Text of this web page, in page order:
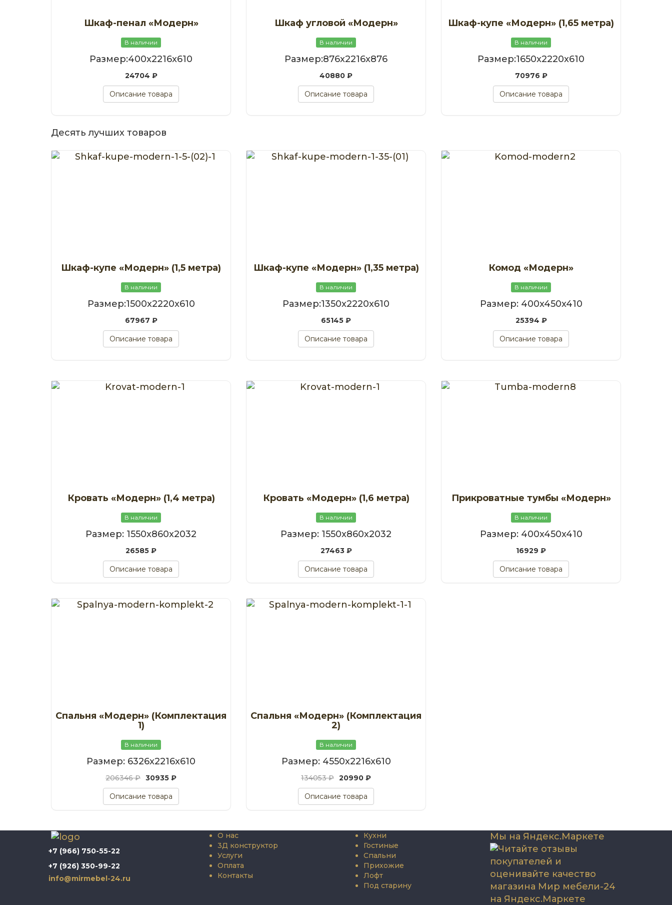
Шкаф-пенал «Модерн»
В наличии
Размер:400x2216x610
24704 ₽
Описание товара
Шкаф угловой «Модерн»
В наличии
Размер:876x2216x876
40880 ₽
Описание товара
Шкаф-купе «Модерн» (1,65 метра)
В наличии
Размер:1650x2220x610
70976 ₽
Описание товара
Десять лучших товаров
Шкаф-купе «Модерн» (1,5 метра)
В наличии
Размер:1500x2220x610
67967 ₽
Описание товара
Шкаф-купе «Модерн» (1,35 метра)
В наличии
Размер:1350x2220x610
65145 ₽
Описание товара
Комод «Модерн»
В наличии
Размер: 400x450x410
25394 ₽
Описание товара
Кровать «Модерн» (1,4 метра)
В наличии
Размер: 1550x860x2032
26585 ₽
Описание товара
Кровать «Модерн» (1,6 метра)
В наличии
Размер: 1550x860x2032
27463 ₽
Описание товара
Прикроватные тумбы «Модерн»
В наличии
Размер: 400x450x410
16929 ₽
Описание товара
Спальня «Модерн» (Комплектация
1)
В наличии
Размер: 6326x2216x610
206346 ₽ 30935 ₽
Описание товара
Спальня «Модерн» (Комплектация
2)
В наличии
Размер: 4550x2216x610
134053 ₽ 20990 ₽
Описание товара
+7 (966) 750-55-22
+7 (926) 350-99-22
info@mirmebel-24.ru
О нас
3Д конструктор
Услуги
Оплата
Контакты
Кухни
Гостиные
Спальни
Прихожие
Лофт
Под старину
Мы на Яндекс.Маркете